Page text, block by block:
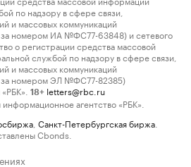
по надзору в сфере связи,
и массовых коммуникаций
за номером ИА №ФС77-63848) и сетевого
о регистрации средства массовой
службой по надзору в сфере связи,
и массовых коммуникаций
за номером ЭЛ №ФС77-82385)
18+ letters@rbc.ru
агентство «РБК».
Санкт-Петербургская биржа
Cbonds.